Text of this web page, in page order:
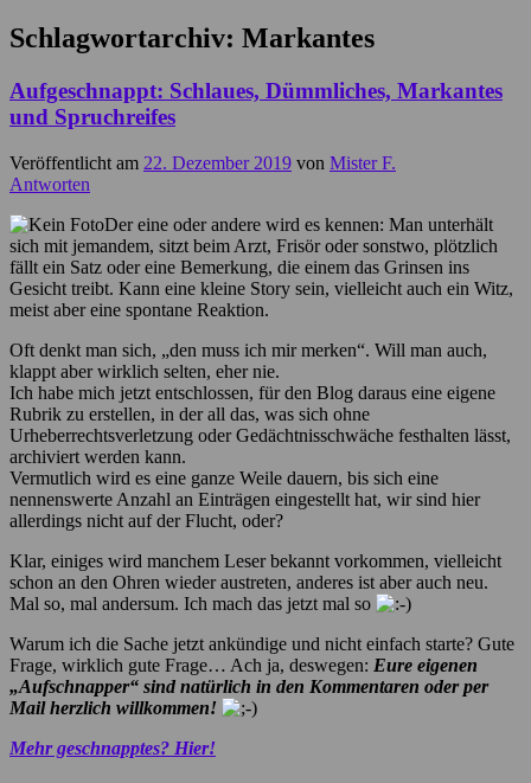
Schlagwortarchiv: Markantes
Aufgeschnappt: Schlaues, Dümmliches, Markantes
und Spruchreifes
Veröffentlicht am 22. Dezember 2019 von Mister F.
Antworten
Der eine oder andere wird es kennen: Man unterhält
sich mit jemandem, sitzt beim Arzt, Frisör oder sonstwo, plötzlich
fällt ein Satz oder eine Bemerkung, die einem das Grinsen ins
Gesicht treibt. Kann eine kleine Story sein, vielleicht auch ein Witz,
meist aber eine spontane Reaktion.
Oft denkt man sich, „den muss ich mir merken“. Will man auch,
klappt aber wirklich selten, eher nie.
Ich habe mich jetzt entschlossen, für den Blog daraus eine eigene
Rubrik zu erstellen, in der all das, was sich ohne
Urheberrechtsverletzung oder Gedächtnisschwäche festhalten lässt,
archiviert werden kann.
Vermutlich wird es eine ganze Weile dauern, bis sich eine
nennenswerte Anzahl an Einträgen eingestellt hat, wir sind hier
allerdings nicht auf der Flucht, oder?
Klar, einiges wird manchem Leser bekannt vorkommen, vielleicht
schon an den Ohren wieder austreten, anderes ist aber auch neu.
Mal so, mal andersum. Ich mach das jetzt mal so
Warum ich die Sache jetzt ankündige und nicht einfach starte? Gute
Frage, wirklich gute Frage… Ach ja, deswegen: Eure eigenen
„Aufschnapper“ sind natürlich in den Kommentaren oder per
Mail herzlich willkommen!
Mehr geschnapptes? Hier!